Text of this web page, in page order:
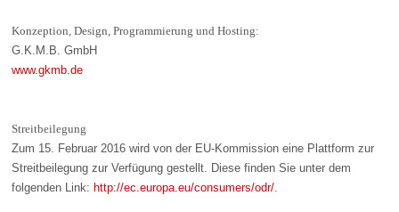
Konzeption, Design, Programmierung und Hosting:
G.K.M.B. GmbH
www.gkmb.de
Streitbeilegung
Zum 15. Februar 2016 wird von der EU-Kommission eine Plattform zur
Streitbeilegung zur Verfügung gestellt. Diese finden Sie unter dem
folgenden Link:http://ec.europa.eu/consumers/odr/